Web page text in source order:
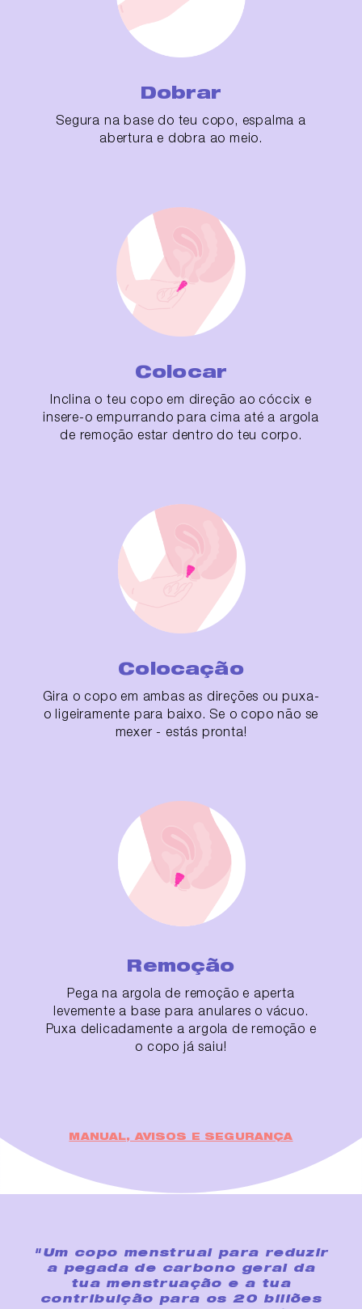
Dobrar
Segura na base do teu copo, espalma a
abertura e dobra ao meio.
Colocar
Inclina o teu copo em direção ao cóccix e
insere-o empurrando para cima até a argola
de remoção estar dentro do teu corpo.
Colocação
Gira o copo em ambas as direções ou puxa-
o ligeiramente para baixo. Se o copo não se
mexer - estás pronta!
Remoção
Pega na argola de remoção e aperta
levemente a base para anulares o vácuo.
Puxa delicadamente a argola de remoção e
o copo já saiu!
MANUAL, AVISOS E SEGURANÇA
"Um copo menstrual para reduzir
a pegada de carbono geral da
tua menstruação e a tua
contribuição para os 20 biliões